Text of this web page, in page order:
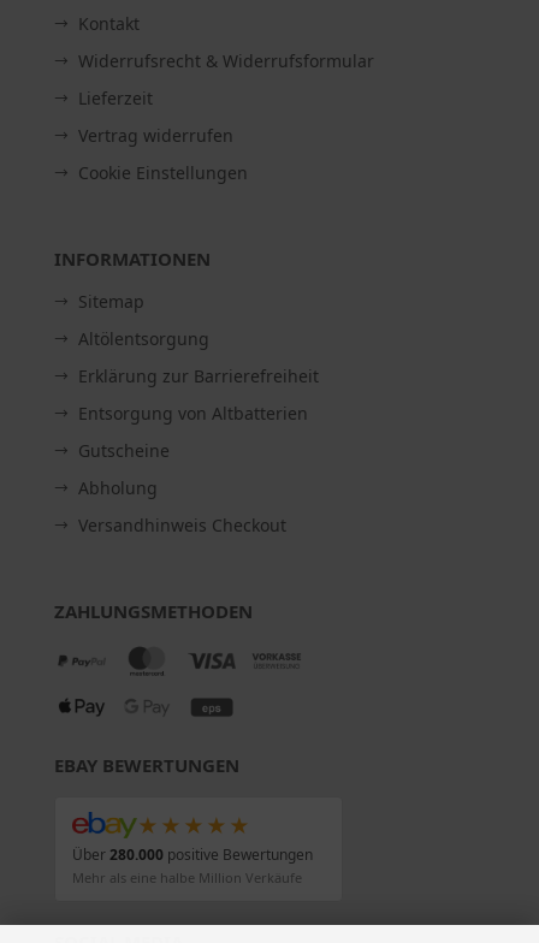
Kontakt
Widerrufsrecht & Widerrufsformular
Lieferzeit
Vertrag widerrufen
Cookie Einstellungen
INFORMATIONEN
Sitemap
Altölentsorgung
Erklärung zur Barrierefreiheit
Entsorgung von Altbatterien
Gutscheine
Abholung
Versandhinweis Checkout
ZAHLUNGSMETHODEN
EBAY BEWERTUNGEN
★★★★★
Über280.000positive Bewertungen
Mehr als eine halbe Million Verkäufe